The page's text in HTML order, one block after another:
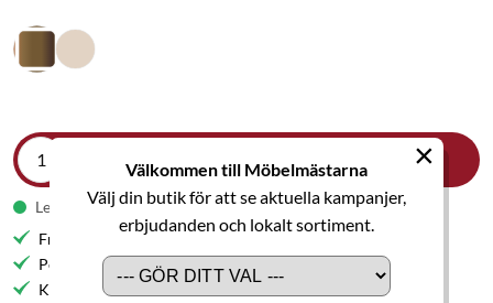
Välkommen till Möbelmästarna
Välj din butik för att se aktuella kampanjer,
erbjudanden och lokalt sortiment.
×
Leveranstid 1-2 veckor
Fri frakt till butik
Personlig service
Kvalitetsmöbler